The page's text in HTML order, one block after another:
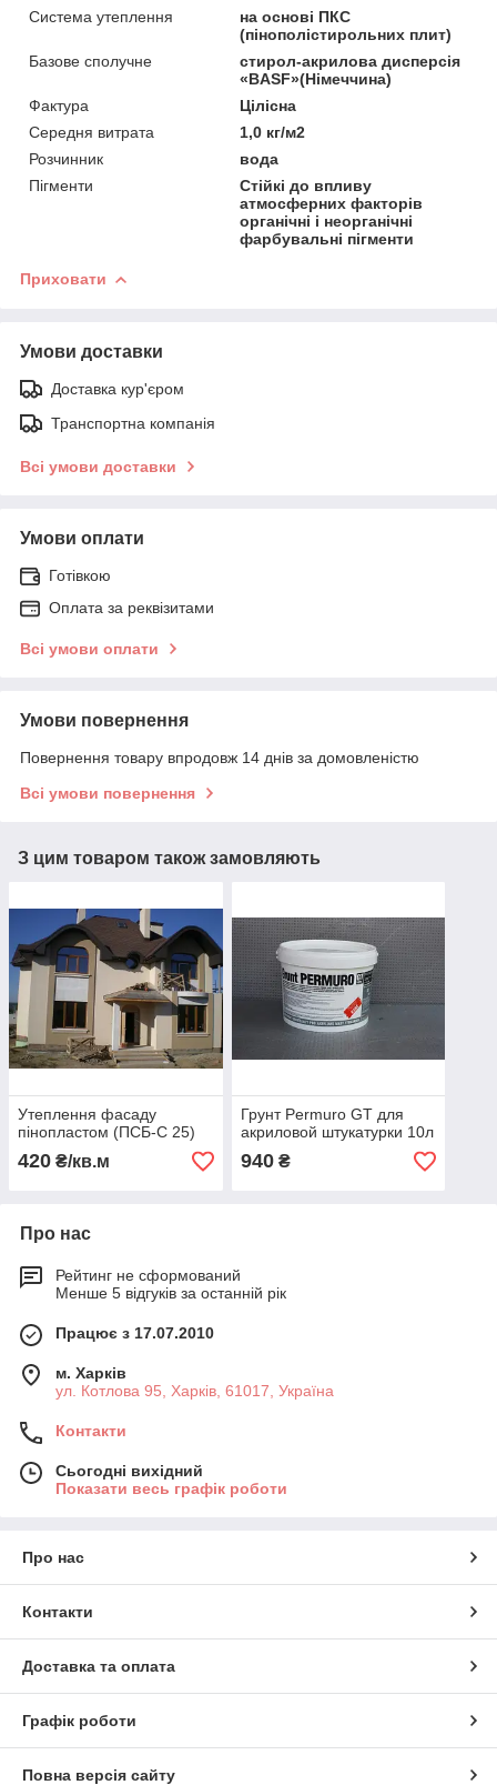
Система утеплення
на основі ПКС
(пінополістирольних плит)
Базове сполучне
стирол-акрилова дисперсія
«BASF»(Німеччина)
Фактура
Цілісна
Середня витрата
1,0 кг/м2
Розчинник
вода
Пігменти
Стійкі до впливу
атмосферних факторів
органічні і неорганічні
фарбувальні пігменти
Приховати
Умови доставки
Доставка кур'єром
Транспортна компанія
Всі умови доставки
Умови оплати
Готівкою
Оплата за реквізитами
Всі умови оплати
Умови повернення
Повернення товару впродовж 14 днів за домовленістю
Всі умови повернення
З цим товаром також замовляють
Утеплення фасаду
пінопластом (ПСБ-С 25)
420 ₴/кв.м
Грунт Permuro GT для
акриловой штукатурки 10л
940₴
Про нас
Рейтинг не сформований
Менше 5 відгуків за останній рік
Працює з 17.07.2010
м. Харків
ул. Котлова 95, Харків, 61017, Україна
Контакти
Сьогодні вихідний
Показати весь графік роботи
Про нас
Контакти
Доставка та оплата
Графік роботи
Повна версія сайту